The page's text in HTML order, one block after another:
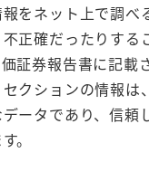
をネット上で調べ
正確だったりする
証券報告書に記載
クションの情報は
ータであり、信頼
。